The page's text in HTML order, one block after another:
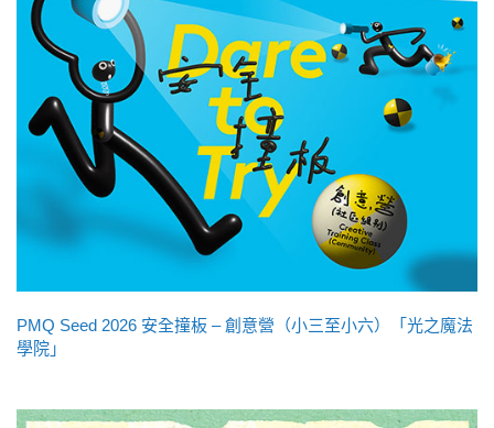
PMQ Seed 2026 安全撞板 – 創意營（小三至小六）「光之魔法
學院」